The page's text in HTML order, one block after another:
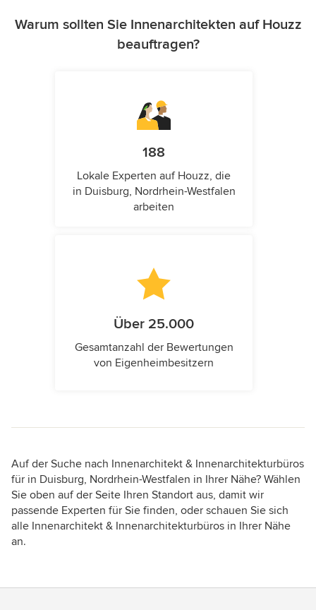
Warum sollten Sie Innenarchitekten auf Houzz
beauftragen?
188
Lokale Experten auf Houzz, die
in Duisburg, Nordrhein-Westfalen
arbeiten
Über 25.000
Gesamtanzahl der Bewertungen
von Eigenheimbesitzern
Auf der Suche nach Innenarchitekt & Innenarchitekturbüros
für in Duisburg, Nordrhein-Westfalen in Ihrer Nähe? Wählen
Sie oben auf der Seite Ihren Standort aus, damit wir
passende Experten für Sie finden, oder schauen Sie sich
alle Innenarchitekt & Innenarchitekturbüros in Ihrer Nähe
an.